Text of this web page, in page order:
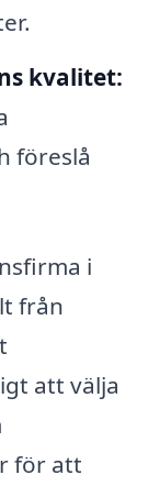
kvalitet:
föreslå
i
från
att välja
för att